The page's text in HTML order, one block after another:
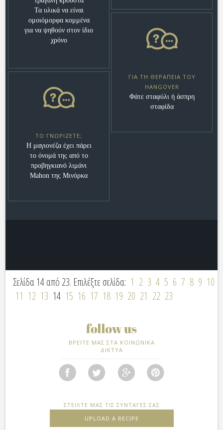
Τα υλικά να είναι
ομοιόμορφα κομμένα
για να ψηθούν στον ίδιο
χρόνο
ΓΙΑ ΤΗ ΘΕΡΑΠΕΊΑ ΤΟΥ
HANGOVER
Φάτε σταφύλι ή άσπρη
σταφίδα
ΤΟ ΓΝΩΡΊΖΕΤΕ;
Η μαγιονέζα έχει πάρει
το όνομά της από το
προβηγκιανό λιμάνι
Mahon της Μινόρκα
Σελίδα 14 από 23. Επιλέξτε σελίδα: 1 2 3 4 5 6 7 8 9 10
11 12 13 14 15 16 17 18 19 20 21 22 23
ΒΡΕΙΤΕ ΜΑΣ ΣΤΑ ΚΟΙΝΩΝΙΚΑ
ΔΙΚΤΥΑ
ΣΤΕΙΛΤΕ ΜΑΣ ΤΙΣ ΣΥΝΤΑΓΕΣ ΣΑΣ
UPLOAD A RECIPE